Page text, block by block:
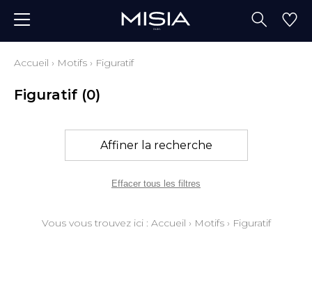
Accueil › Motifs › Figuratif
Figuratif (0)
Affiner la recherche
Effacer tous les filtres
Vous vous trouvez ici : Accueil › Motifs› Figuratif